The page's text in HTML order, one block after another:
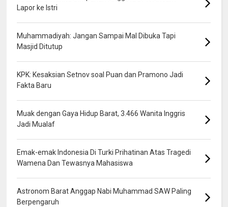
Lapor ke Istri
Muhammadiyah: Jangan Sampai Mal Dibuka Tapi
Masjid Ditutup
KPK: Kesaksian Setnov soal Puan dan Pramono Jadi
Fakta Baru
Muak dengan Gaya Hidup Barat, 3.466 Wanita Inggris
Jadi Mualaf
Emak-emak Indonesia Di Turki Prihatinan Atas Tragedi
Wamena Dan Tewasnya Mahasiswa
Astronom Barat Anggap Nabi Muhammad SAW Paling
Berpengaruh